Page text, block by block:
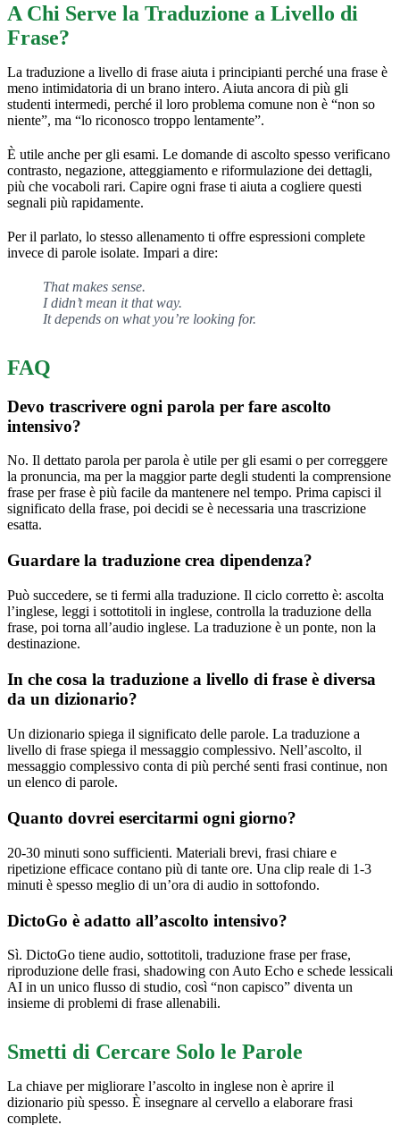
A Chi Serve la Traduzione a Livello di
Frase?
La traduzione a livello di frase aiuta i principianti perché una frase è
meno intimidatoria di un brano intero. Aiuta ancora di più gli
studenti intermedi, perché il loro problema comune non è “non so
niente”, ma “lo riconosco troppo lentamente”.
È utile anche per gli esami. Le domande di ascolto spesso verificano
contrasto, negazione, atteggiamento e riformulazione dei dettagli,
più che vocaboli rari. Capire ogni frase ti aiuta a cogliere questi
segnali più rapidamente.
Per il parlato, lo stesso allenamento ti offre espressioni complete
invece di parole isolate. Impari a dire:
That makes sense.
I didn’t mean it that way.
It depends on what you’re looking for.
FAQ
Devo trascrivere ogni parola per fare ascolto
intensivo?
No. Il dettato parola per parola è utile per gli esami o per correggere
la pronuncia, ma per la maggior parte degli studenti la comprensione
frase per frase è più facile da mantenere nel tempo. Prima capisci il
significato della frase, poi decidi se è necessaria una trascrizione
esatta.
Guardare la traduzione crea dipendenza?
Può succedere, se ti fermi alla traduzione. Il ciclo corretto è: ascolta
l’inglese, leggi i sottotitoli in inglese, controlla la traduzione della
frase, poi torna all’audio inglese. La traduzione è un ponte, non la
destinazione.
In che cosa la traduzione a livello di frase è diversa
da un dizionario?
Un dizionario spiega il significato delle parole. La traduzione a
livello di frase spiega il messaggio complessivo. Nell’ascolto, il
messaggio complessivo conta di più perché senti frasi continue, non
un elenco di parole.
Quanto dovrei esercitarmi ogni giorno?
20-30 minuti sono sufficienti. Materiali brevi, frasi chiare e
ripetizione efficace contano più di tante ore. Una clip reale di 1-3
minuti è spesso meglio di un’ora di audio in sottofondo.
DictoGo è adatto all’ascolto intensivo?
Sì. DictoGo tiene audio, sottotitoli, traduzione frase per frase,
riproduzione delle frasi, shadowing con Auto Echo e schede lessicali
AI in un unico flusso di studio, così “non capisco” diventa un
insieme di problemi di frase allenabili.
Smetti di Cercare Solo le Parole
La chiave per migliorare l’ascolto in inglese non è aprire il
dizionario più spesso. È insegnare al cervello a elaborare frasi
complete.